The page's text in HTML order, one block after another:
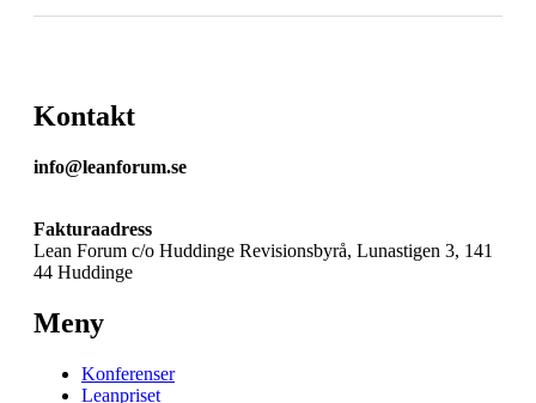
Kontakt
info@leanforum.se
Fakturaadress
Lean Forum c/o Huddinge Revisionsbyrå, Lunastigen 3, 141
44 Huddinge
Meny
Konferenser
Leanpriset